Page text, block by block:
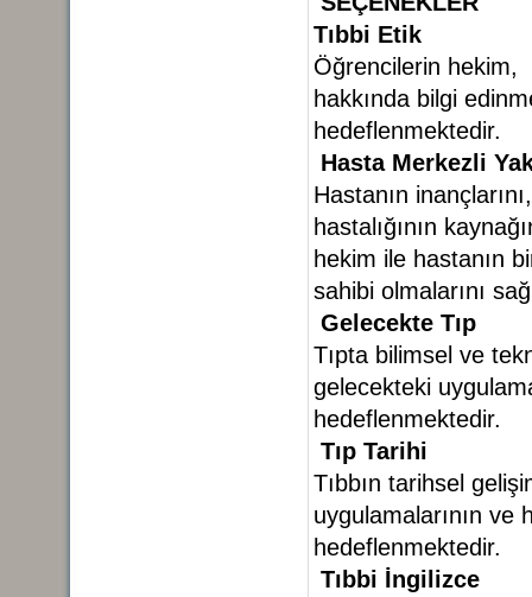
Tıbbi Etik
Öğrencilerin hekim,
hakkında bilgi
hedeflenmektedir.
Hasta Merkezli
Hastanın
hastalığının
hekim ile hastanın
sahibi olmalarını
Gelecekte Tıp
Tıpta bilimsel ve
gelecekteki
hedeflenmektedir.
Tıp Tarihi
Tıbbın tarihsel
uygulamalarının ve
hedeflenmektedir.
Tıbbi İngilizce